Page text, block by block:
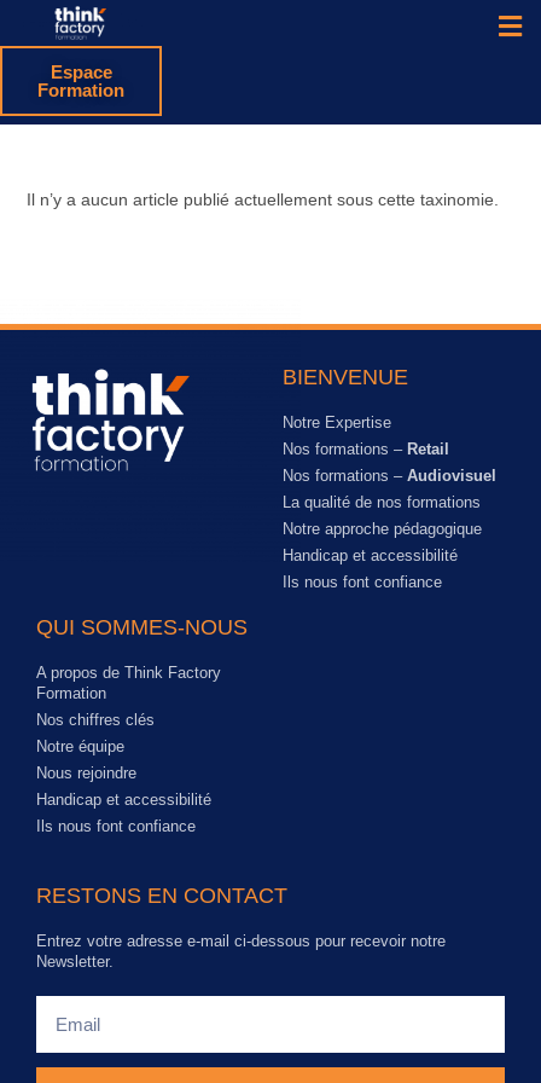
Espace
Formation
Il n’y a aucun article publié actuellement sous cette taxinomie.
BIENVENUE
Notre Expertise
Nos formations – Retail
Nos formations – Audiovisuel
La qualité de nos formations
Notre approche pédagogique
Handicap et accessibilité
Ils nous font confiance
QUI SOMMES-NOUS
A propos de Think Factory
Formation
Nos chiffres clés
Notre équipe
Nous rejoindre
Handicap et accessibilité
Ils nous font confiance
RESTONS EN CONTACT
Entrez votre adresse e-mail ci-dessous pour recevoir notre
Newsletter.